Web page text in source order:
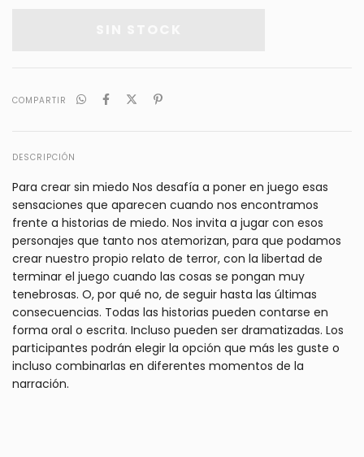
COMPARTIR
DESCRIPCIÓN
Para crear sin miedo Nos desafía a poner en juego esas
sensaciones que aparecen cuando nos encontramos
frente a historias de miedo. Nos invita a jugar con esos
personajes que tanto nos atemorizan, para que podamos
crear nuestro propio relato de terror, con la libertad de
terminar el juego cuando las cosas se pongan muy
tenebrosas. O, por qué no, de seguir hasta las últimas
consecuencias. Todas las historias pueden contarse en
forma oral o escrita. Incluso pueden ser dramatizadas. Los
participantes podrán elegir la opción que más les guste o
incluso combinarlas en diferentes momentos de la
narración.